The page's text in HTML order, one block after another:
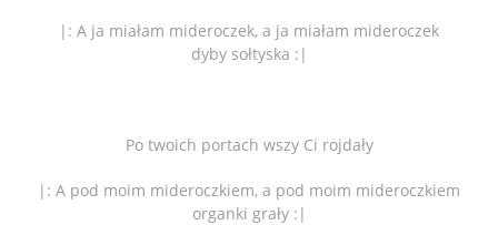
|: A ja miałam mideroczek, a ja miałam mideroczek
dyby sołtyska :|
Po twoich portach wszy Ci rojdały
|: A pod moim mideroczkiem, a pod moim mideroczkiem
organki grały :|